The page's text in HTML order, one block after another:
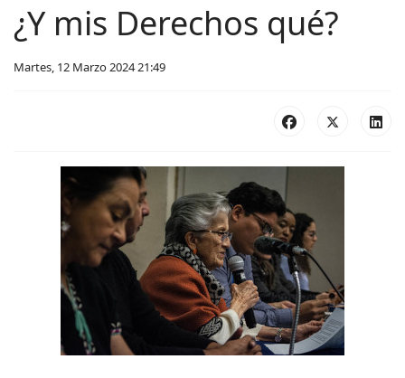
¿Y mis Derechos qué?
Martes, 12 Marzo 2024 21:49